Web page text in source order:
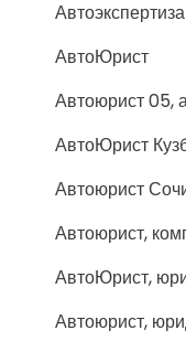
АвтоЮрист
Автоюрист 05,
АвтоЮрист
Автоюрист
Автоюрист,
АвтоЮрист,
Автоюрист,